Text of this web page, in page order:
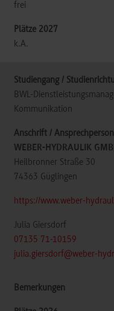
frei
k.A.
BWL-
Kommunikation
WEBER-HYDRAULIK
Heilbronner Straße 30
74363 Güglingen
https://www.weber-
Julia Giersdorf
07135 71-10159
julia.giersdorf@weber-